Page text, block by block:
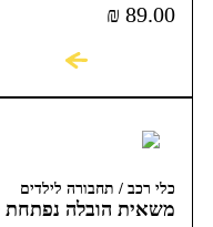
₪ 89.00
כלי רכב / תחבורה לילדים
משאית הובלה נפתחת